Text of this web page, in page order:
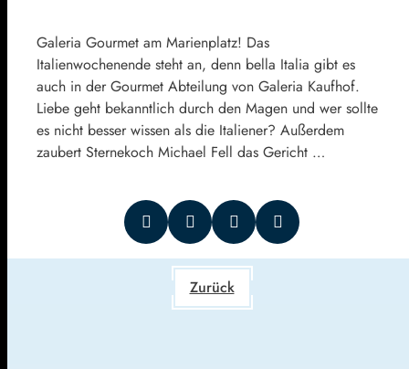
Galeria Gourmet am Marienplatz! Das
Italienwochenende steht an, denn bella Italia gibt es
auch in der Gourmet Abteilung von Galeria Kaufhof.
Liebe geht bekanntlich durch den Magen und wer sollte
es nicht besser wissen als die Italiener? Außerdem
zaubert Sternekoch Michael Fell das Gericht …
Zurück